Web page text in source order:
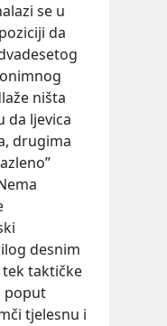
se u
da
ništa
da ljevica
drugima
desnim
taktičke
poput
tjelesnu i